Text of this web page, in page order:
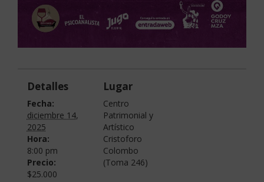
Detalles
Fecha:
diciembre 14,
2025
Hora:
8:00 pm
Precio:
$25.000
Lugar
Centro
Patrimonial y
Artístico
Cristoforo
Colombo
(Toma 246)